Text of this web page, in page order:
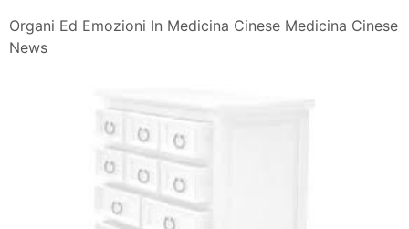
Organi Ed Emozioni In Medicina Cinese Medicina Cinese
News